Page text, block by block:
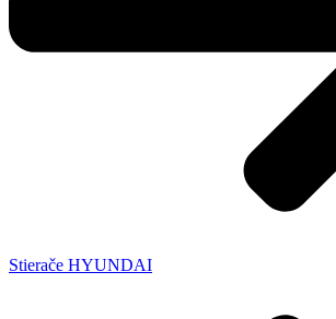
Stierače HYUNDAI